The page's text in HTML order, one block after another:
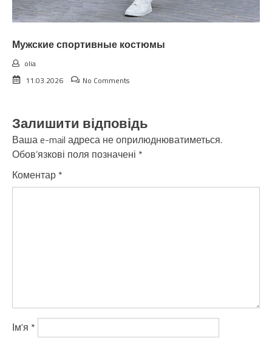
Мужские спортивные костюмы
olia
11.03.2026
No Comments
Залишити відповідь
Ваша e-mail адреса не оприлюднюватиметься.
Обов’язкові поля позначені *
Коментар *
Ім'я *